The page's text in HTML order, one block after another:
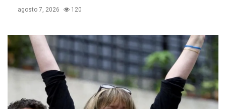
agosto 7, 2026 120